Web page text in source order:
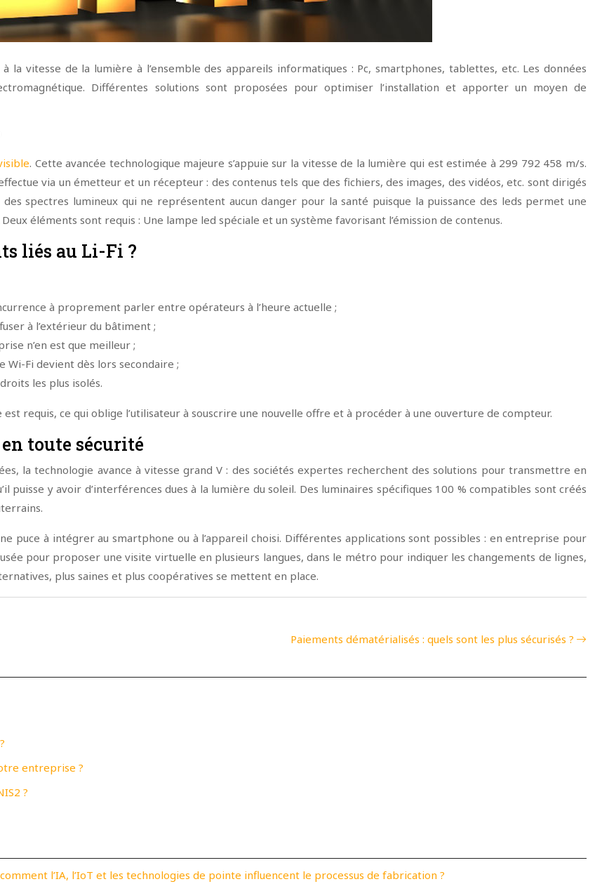
vitesse de la lumière à l’ensemble des appareils informatiques : Pc, smartphones, tablettes, etc. Les données
Différentes solutions sont proposées pour optimiser l’installation et apporter un moyen de
. Cette avancée technologique majeure s’appuie sur la vitesse de la lumière qui est estimée à 299 792 458 m/s.
via un émetteur et un récepteur : des contenus tels que des fichiers, des images, des vidéos, etc. sont dirigés
spectres lumineux qui ne représentent aucun danger pour la santé puisque la puissance des leds permet une
éléments sont requis : Une lampe led spéciale et un système favorisant l’émission de contenus.
liés au Li-Fi ?
à proprement parler entre opérateurs à l’heure actuelle ;
à l’extérieur du bâtiment ;
n’en est que meilleur ;
Wi-Fi devient dès lors secondaire ;
les plus isolés.
requis, ce qui oblige l’utilisateur à souscrire une nouvelle offre et à procéder à une ouverture de compteur.
toute sécurité
la technologie avance à vitesse grand V : des sociétés expertes recherchent des solutions pour transmettre en
y avoir d’interférences dues à la lumière du soleil. Des luminaires spécifiques 100 % compatibles sont créés
puce à intégrer au smartphone ou à l’appareil choisi. Différentes applications sont possibles : en entreprise pour
pour proposer une visite virtuelle en plusieurs langues, dans le métro pour indiquer les changements de lignes,
plus saines et plus coopératives se mettent en place.
Paiements dématérialisés : quels sont les plus sécurisés ?
entreprise ?
?
l’IA, l’IoT et les technologies de pointe influencent le processus de fabrication ?